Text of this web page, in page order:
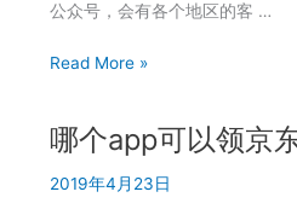
公众号，会有各个地区的客 …
联
边
西
Read More »
哪个app可以领京
2019年4月23日